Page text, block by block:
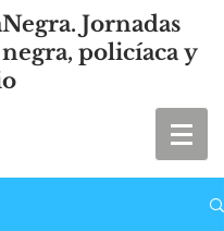
Jornadas
policíaca y